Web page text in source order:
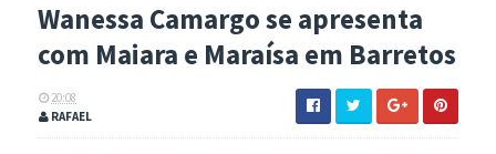
Wanessa Camargo se apresenta
com Maiara e Maraísa em Barretos
20:08
RAFAEL